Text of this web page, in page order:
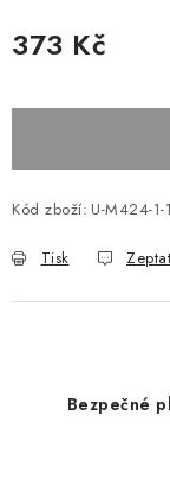
373 Kč
Kód zboží: U-M424-1-
Tisk
Bezpečné